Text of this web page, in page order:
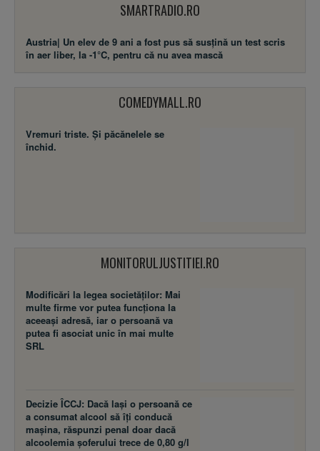
SMARTRADIO.RO
Austria| Un elev de 9 ani a fost pus să susţină un test scris
în aer liber, la -1°C, pentru că nu avea mască
COMEDYMALL.RO
Vremuri triste. Şi păcănelele se
închid.
MONITORULJUSTITIEI.RO
Modificări la legea societăţilor: Mai
multe firme vor putea funcţiona la
aceeaşi adresă, iar o persoană va
putea fi asociat unic în mai multe
SRL
Decizie ÎCCJ: Dacă laşi o persoană ce
a consumat alcool să îţi conducă
maşina, răspunzi penal doar dacă
alcoolemia şoferului trece de 0,80 g/l